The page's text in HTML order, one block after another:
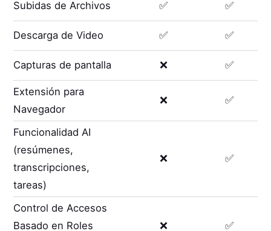
Subidas de Archivos ✅ ✅
Descarga de Video ✅ ✅
Capturas de pantalla ❌ ✅
Extensión para
Navegador
❌ ✅
Funcionalidad AI
(resúmenes,
transcripciones,
tareas)
❌ ✅
Control de Accesos
Basado en Roles
❌ ✅